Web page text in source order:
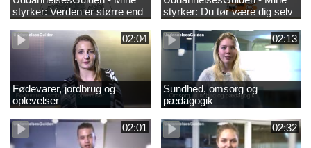
styrker: Verden er større end
dig og du bidrager til den
styrker: Du tør være dig selv
02:04
Fødevarer, jordbrug og
oplevelser
02:13
Sundhed, omsorg og
pædagogik
02:01 02:32